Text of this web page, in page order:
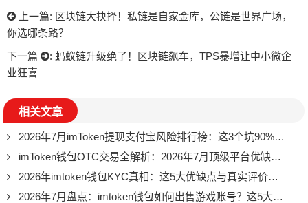
上一篇: 区块链大抉择！私链是自家金库，公链是世界广场，
你选哪条路？
下一篇
: 蚂蚁链升级绝了！区块链飙车，TPS暴增让中小微企
业狂喜
相关文章
2026年7月imToken提现支付宝风险排行榜：这3个坑90%的人还在踩
imToken钱包OTC交易全解析：2026年7月顶级平台优缺点深度测评
2026年imtoken钱包KYC真相：这5大优缺点与真实评价大盘点
2026年7月盘点：imtoken钱包如何出售游戏账号？这5大风险你必须知道